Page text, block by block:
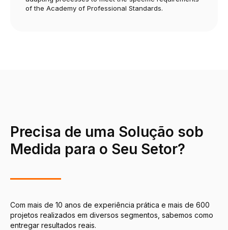
of the Academy of Professional Standards.
Precisa de uma Solução sob
Medida para o Seu Setor?
Com mais de 10 anos de experiência prática e mais de 600
projetos realizados em diversos segmentos, sabemos como
entregar resultados reais.